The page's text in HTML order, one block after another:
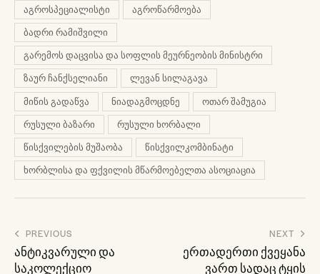
აგროსპეციალისტი
აგროწარმოება
ბადრი რამიშვილი
გარემოს დაცვისა და სოფლის მეურნეობის მინისტრი
ზაურ ჩანქსელიანი
ლევან სილაგავა
მიწის გადაწვა
ნიადაგმოცდნე
ოთარ შამუგია
რუსული ბაზარი
რუსული ხორბალი
წისქვილების მუშაობა
წისქვილკომბინატი
ხორბლისა და ფქვილის მწარმოებელთა ასოციაცია
პოსტის
ნავიგაცია
PREVIOUS
ანტიკვარული და
საკოლექციო
NEXT
ერთადერთი ქვეყანა
ვართ სადაც ტყის